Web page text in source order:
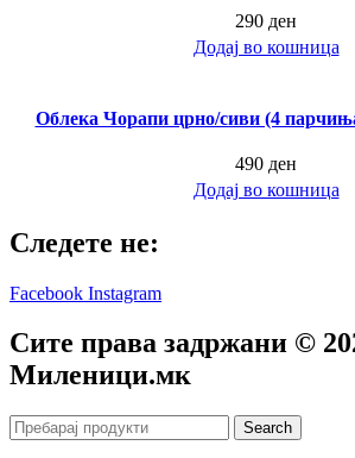
290 ден
Додај во кошница
Облека Чорапи црно/сиви (4
490 ден
Додај во кошница
Следете не:
Facebook Instagram
Сите права задржани ©
Mиленици.мк
Search